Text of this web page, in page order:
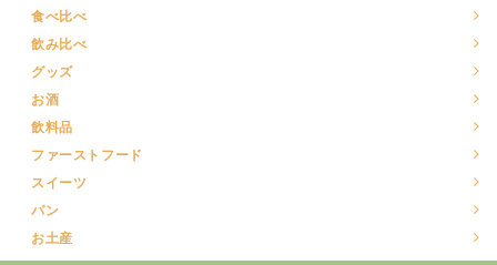
食べ比べ
飲み比べ
グッズ
お酒
飲料品
ファーストフード
スイーツ
パン
お土産